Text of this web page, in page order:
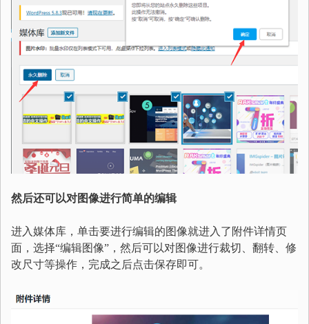
然后还可以对图像进行简单的编辑
进入媒体库，单击要进行编辑的图像就进入了附件详情页
面，选择“编辑图像”，然后可以对图像进行裁切、翻转、修
改尺寸等操作，完成之后点击保存即可。